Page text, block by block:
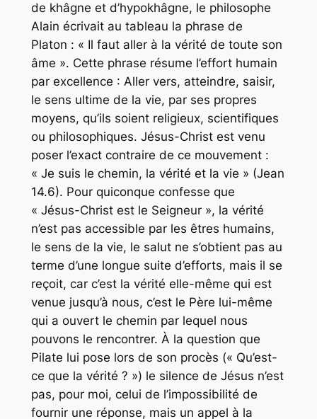
de khâgne et d’hypokhâgne, le philosophe
Alain écrivait au tableau la phrase de
Platon : « Il faut aller à la vérité de toute son
âme ». Cette phrase résume l’effort humain
par excellence : Aller vers, atteindre, saisir,
le sens ultime de la vie, par ses propres
moyens, qu’ils soient religieux, scientifiques
ou philosophiques. Jésus-Christ est venu
poser l’exact contraire de ce mouvement :
« Je suis le chemin, la vérité et la vie » (Jean
14.6). Pour quiconque confesse que
« Jésus-Christ est le Seigneur », la vérité
n’est pas accessible par les êtres humains,
le sens de la vie, le salut ne s’obtient pas au
terme d’une longue suite d’efforts, mais il se
reçoit, car c’est la vérité elle-même qui est
venue jusqu’à nous, c’est le Père lui-même
qui a ouvert le chemin par lequel nous
pouvons le rencontrer. À la question que
Pilate lui pose lors de son procès (« Qu’est-
ce que la vérité ? ») le silence de Jésus n’est
pas, pour moi, celui de l’impossibilité de
fournir une réponse, mais un appel à la